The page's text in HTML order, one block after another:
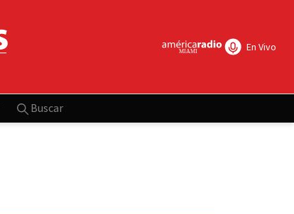
En Vivo
Buscar